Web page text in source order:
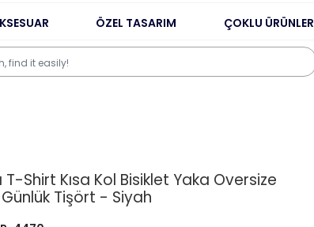
ÖZEL TASARIM ÇOKLU ÜRÜNLER
T-Shirt Kısa Kol Bisiklet Yaka Oversize
Tişört - Siyah